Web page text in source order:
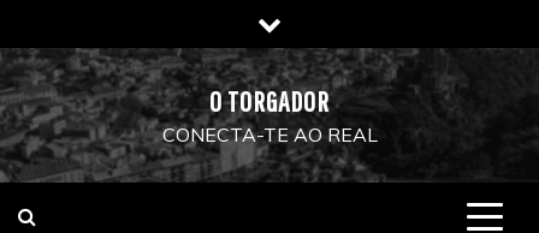
to
content
O TORGADOR
CONECTA-TE AO REAL